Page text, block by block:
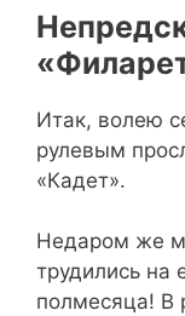
Итак, волею
рулевым
«Кадет».
Недаром же
трудились на
полмесяца! В